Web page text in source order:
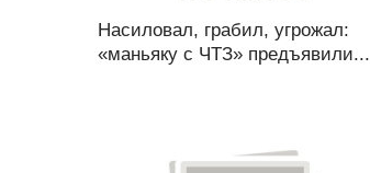
Насиловал, грабил, угрожал:
«маньяку с ЧТЗ» предъявили...